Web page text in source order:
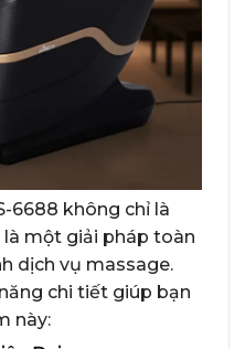
6688 không chỉ là
một giải pháp toàn
dịch vụ massage.
chi tiết giúp bạn
này: